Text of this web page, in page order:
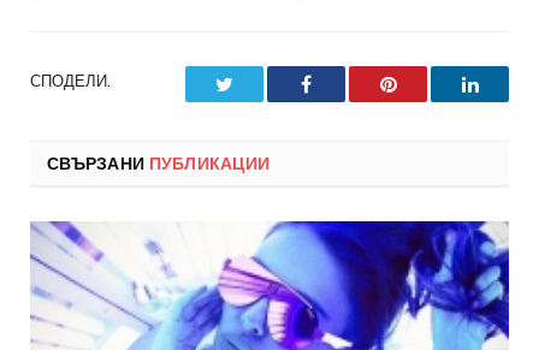
СПОДЕЛИ. Facebook Pinterest
СВЪРЗАНИ ПУБЛИКАЦИИ